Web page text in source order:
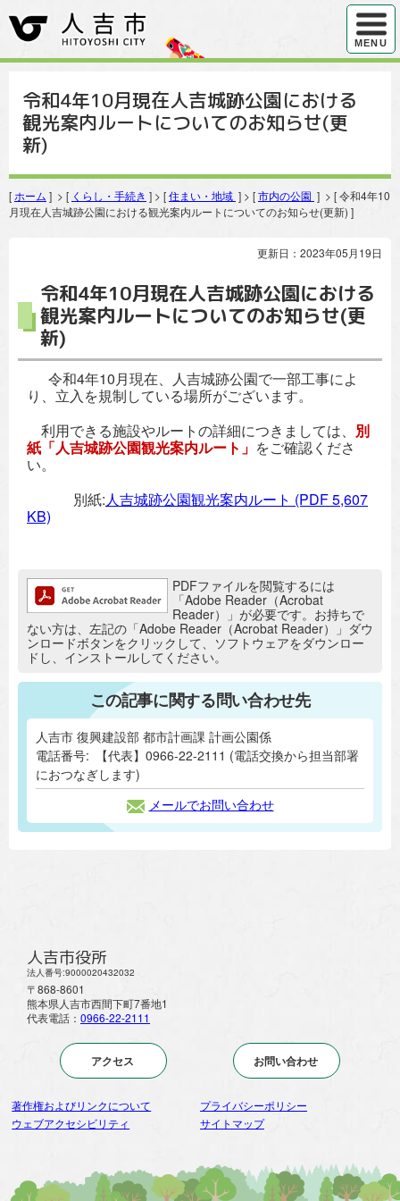
ハンバ
MENU
令和4年10月現在人吉城跡公園における
観光案内ルートについてのお知らせ(更
新)
[ ホーム ] > [ くらし・手続き ] > [住まい・地域 ] > [市内の公園 ] > [ 令和4年10
月現在人吉城跡公園における観光案内ルートについてのお知らせ(更新) ]
更新日：2023年05月19日
令和4年10月現在人吉城跡公園における
観光案内ルートについてのお知らせ(更
新)
令和4年10月現在、人吉城跡公園で一部工事によ
り、立入を規制している場所がございます。
利用できる施設やルートの詳細につきましては、 別
紙「人吉城跡公園観光案内ルート」 をご確認くださ
い。
別紙:人吉城跡公園観光案内ルート (PDF 5,607
KB)
追加情報：PDFファイルPDFファイルを閲覧するには
「Adobe Reader（Acrobat
Reader）」が必要です。お持ちで
ない方は、左記の「Adobe Reader（Acrobat Reader）」ダウ
ンロードボタンをクリックして、ソフトウェアをダウンロー
ドし、インストールしてください。
この記事に関する問い合わせ先
人吉市 復興建設部 都市計画課 計画公園係
電話番号:
【代表】0966-22-2111 (電話交換から担当部署
におつなぎします)
メールでお問い合わせ
人吉市役所
法人番号:9000020432032
〒868-8601
熊本県人吉市西間下町7番地1
代表電話： 0966-22-2111
アクセス お問い合わせ
著作権およびリンクについて
プライバシーポリシー
ウェブアクセシビリティ
サイトマップ